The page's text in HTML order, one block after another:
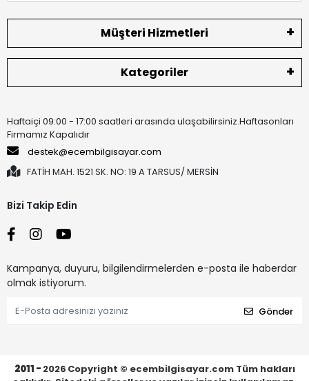
Müşteri Hizmetleri
Kategoriler
Haftaiçi 09:00 - 17:00 saatleri arasında ulaşabilirsiniz.Haftasonları
Firmamız Kapalıdır
destek@ecembilgisayar.com
FATİH MAH. 1521 SK. NO: 19 A TARSUS/ MERSİN
Bizi Takip Edin
Kampanya, duyuru, bilgilendirmelerden e-posta ile haberdar
olmak istiyorum.
Gönder
2011 - 2026 Copyright © ecembilgisayar.com Tüm hakları